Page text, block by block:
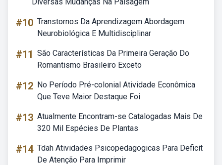
#10 Transtornos Da Aprendizagem Abordagem
Neurobiológica E Multidisciplinar
#11 São Características Da Primeira Geração Do
Romantismo Brasileiro Exceto
#12 No Período Pré-colonial Atividade Econômica
Que Teve Maior Destaque Foi
#13 Atualmente Encontram-se Catalogadas Mais De
320 Mil Espécies De Plantas
#14 Tdah Atividades Psicopedagogicas Para Deficit
De Atenção Para Imprimir